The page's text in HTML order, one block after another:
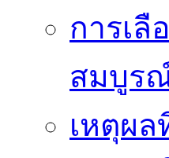
การเลื
สมบูร
เหตุผล